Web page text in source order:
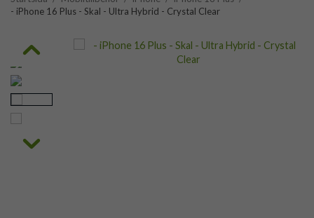
- iPhone 16 Plus - Skal - Ultra Hybrid - Crystal Clear